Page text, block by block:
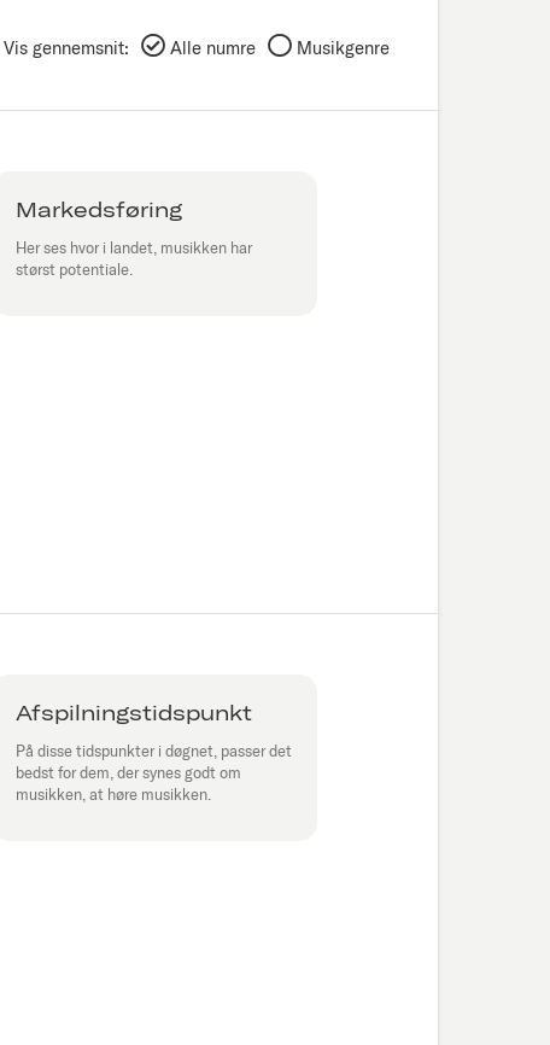
Vis gennemsnit: Alle numre Musikgenre
Markedsføring
Her ses hvor i landet, musikken har
størst potentiale.
Afspilningstidspunkt
På disse tidspunkter i døgnet, passer det
bedst for dem, der synes godt om
musikken, at høre musikken.